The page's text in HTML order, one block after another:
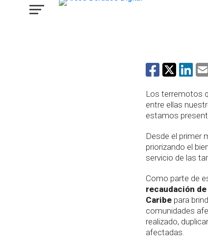
¡Todos juntos por
Los terremotos
entre ellas
estamos
Desde el primer
priorizando el
servicio de las
Como parte de
recaudación
Caribe para
comunidades
realizado,
afectadas.